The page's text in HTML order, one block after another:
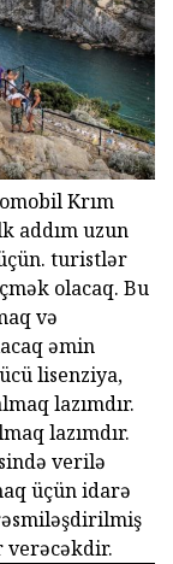
Krım
addım uzun
turistlər
olacaq. Bu
və
əmin
lisenziya,
lazımdır.
lazımdır.
verilə
üçün idarə
verəcəkdir.